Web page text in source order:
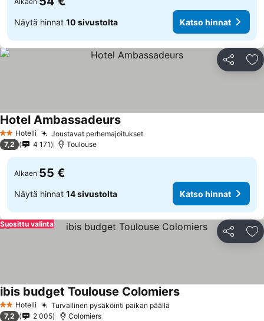
Näytä hinnat 10 sivustolta Katso hinnat
Jaa
2 Tähtiluokitus
Hotelli Joustavat perhemajoitukset
Hotel Ambassadeurs
7,2 4 171 Toulouse
Alkaen 55 €
Näytä hinnat 14 sivustolta Katso hinnat
Jaa
Suosittu valinta
2 Tähtiluokitus
Hotelli Turvallinen pysäköinti paikan päällä
ibis budget Toulouse Colomiers
7,2 2 005 Colomiers